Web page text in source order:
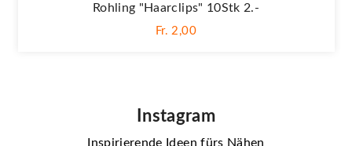
Rohling "Haarclips" 10Stk 2.-
Fr. 2,00
Instagram
Inspirierende Ideen fürs Nähen